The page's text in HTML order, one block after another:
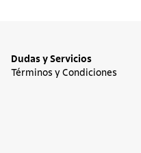
Dudas y Servicios
Términos y Condiciones